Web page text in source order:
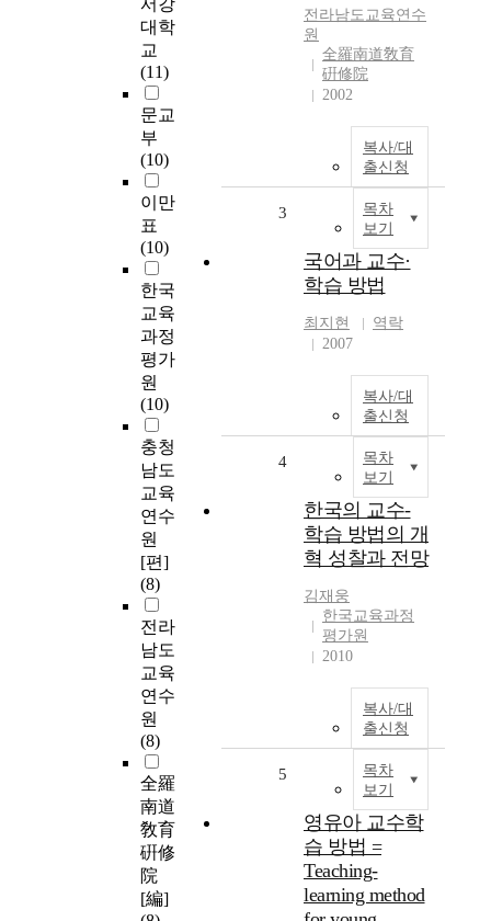
서강
대학
교
(11)
문교
부
(10)
이만
표
(10)
한국
교육
과정
평가
원
(10)
충청
남도
교육
연수
원
[편]
(8)
전라
남도
교육
연수
원
(8)
全羅
南道
敎育
硏修
院
[編]
전라남도교육연수
원
全羅南道敎育
硏修院
2002
복사/대
출신청
목차
보기
3
국어과 교수·
학습 방법
최지현
역락
2007
복사/대
출신청
목차
보기
4
한국의 교수-
학습 방법의 개
혁 성찰과 전망
김재웅
한국교육과정
평가원
2010
복사/대
출신청
목차
보기
5
영유아 교수학
습 방법 =
Teaching-
learning method